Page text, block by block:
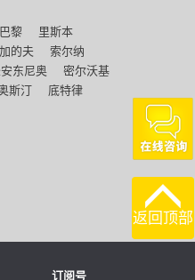
返回顶部
巴黎
里斯本
加的夫
索尔纳
东尼奥
密尔沃基
斯汀
底特律
订阅号